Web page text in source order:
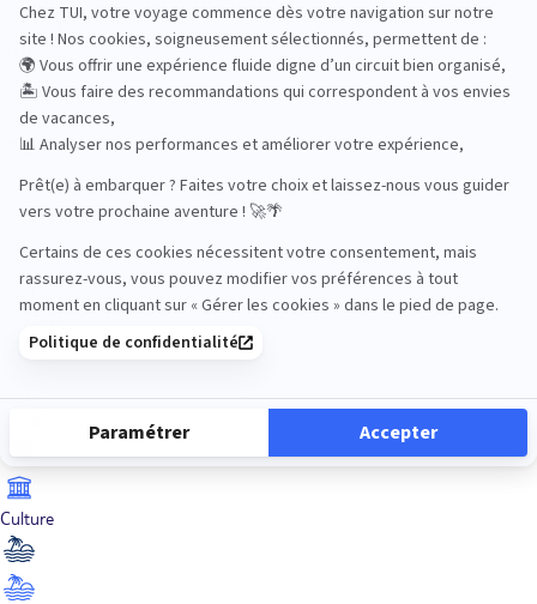
Aventure
Bien-être
Circuits privés
Culture